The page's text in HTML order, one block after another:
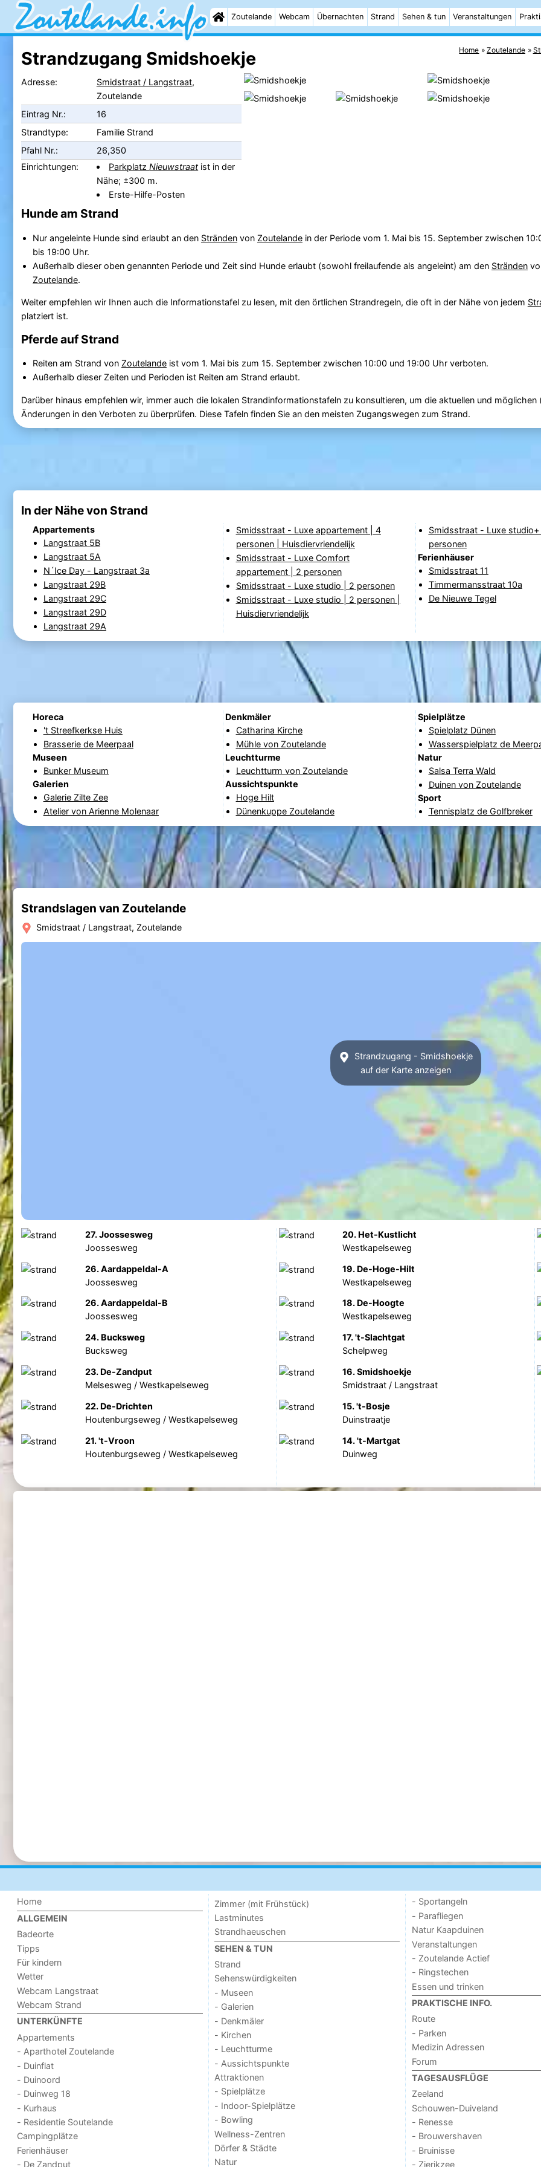
Zoutelande Webcam Übernachten Strand Sehen & tun Veranstaltungen
Home Zoutelande
Strandzugang Smidshoekje
Adresse: Smidstraat / Langstraat,
Zoutelande
Eintrag Nr.:
16
Strandtype:
Familie Strand
Pfahl Nr.:
26,350
Einrichtungen:
ParkplatzNieuwstraat ist in der
Nähe; ±300 m.
Erste-Hilfe-Posten
Hunde am Strand
Nur angeleinte Hunde sind erlaubt an den Strändenvon Zoutelandein der Periode vom 1. Mai bis 15. September zwischen
bis 19:00 Uhr.
Außerhalb dieser oben genannten Periode und Zeit sind Hunde erlaubt (sowohl freilaufende als angeleint) am den Stränden
Zoutelande.
Weiter empfehlen wir Ihnen auch die Informationstafel zu lesen, mit den örtlichen Strandregeln, die oft in der Nähe von jedem
platziert ist.
Pferde auf Strand
Reiten am Strand von Zoutelandeist vom 1. Mai bis zum 15. September zwischen 10:00 und 19:00 Uhr verboten.
Außerhalb dieser Zeiten und Perioden ist Reiten am Strand erlaubt.
Darüber hinaus empfehlen wir, immer auch die lokalen Strandinformationstafeln zu konsultieren, um die aktuellen und möglichen
Änderungen in den Verboten zu überprüfen. Diese Tafeln finden Sie an den meisten Zugangswegen zum Strand.
In der Nähe von Strand
Appartements
Langstraat 5B
Langstraat 5A
N´Ice Day - Langstraat 3a
Langstraat 29B
Langstraat 29C
Langstraat 29D
Langstraat 29A
Smidsstraat - Luxe appartement | 4
personen | Huisdiervriendelijk
Smidsstraat - Luxe Comfort
appartement | 2 personen
Smidsstraat - Luxe studio | 2 personen
Smidsstraat - Luxe studio | 2 personen |
Huisdiervriendelijk
Smidsstraat - Luxe
personen
Ferienhäuser
Smidsstraat 11
Timmermansstraat 10a
De Nieuwe Tegel
Horeca
't Streefkerkse Huis
Brasserie de Meerpaal
Museen
Bunker Museum
Galerien
Galerie Zilte Zee
Atelier von Arienne Molenaar
Denkmäler
Catharina Kirche
Mühle von Zoutelande
Leuchtturme
Leuchtturm von Zoutelande
Aussichtspunkte
Hoge Hilt
Dünenkuppe Zoutelande
Spielplätze
Spielplatz Dünen
Wasserspielplatz de
Natur
Salsa Terra Wald
Duinen von Zoutelande
Sport
Tennisplatz de Golfbreker
Strandslagen van Zoutelande
Smidstraat / Langstraat, Zoutelande
Strandzugang - Smidshoekje
auf der Karte anzeigen
27. Joossesweg
Joossesweg
26. Aardappeldal-A
Joossesweg
26. Aardappeldal-B
Joossesweg
24. Bucksweg
Bucksweg
23. De-Zandput
Melsesweg / Westkapelseweg
22. De-Drichten
Houtenburgseweg / Westkapelseweg
21. 't-Vroon
Houtenburgseweg / Westkapelseweg
20. Het-Kustlicht
Westkapelseweg
19. De-Hoge-Hilt
Westkapelseweg
18. De-Hoogte
Westkapelseweg
17. 't-Slachtgat
Schelpweg
16. Smidshoekje
Smidstraat / Langstraat
15. 't-Bosje
Duinstraatje
14. 't-Martgat
Duinweg
Home
ALLGEMEIN
Badeorte
Tipps
Für kindern
Wetter
Webcam Langstraat
Webcam Strand
UNTERKÜNFTE
Appartements
- Aparthotel Zoutelande
- Duinflat
- Duinoord
- Duinweg 18
- Kurhaus
- Residentie Soutelande
Campingplätze
Ferienhäuser
- De Zandput
Zimmer (mit Frühstück)
Lastminutes
Strandhaeuschen
SEHEN & TUN
Strand
Sehenswürdigkeiten
- Museen
- Galerien
- Denkmäler
- Kirchen
- Leuchtturme
- Aussichtspunkte
Attraktionen
- Spielplätze
- Indoor-Spielplätze
- Bowling
Wellness-Zentren
Dörfer & Städte
Natur
- Sportangeln
- Parafliegen
Natur Kaapduinen
Veranstaltungen
- Zoutelande Actief
- Ringstechen
Essen und trinken
PRAKTISCHE INFO.
Route
- Parken
Medizin Adressen
Forum
TAGESAUSFLÜGE
Zeeland
Schouwen-Duiveland
- Renesse
- Brouwershaven
- Bruinisse
- Zierikzee